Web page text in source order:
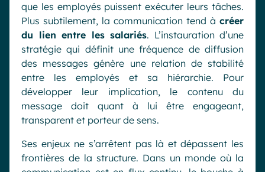
que les employés puissent exécuter leurs tâches.
Plus subtilement, la communication tend à créer
du lien entre les salariés. L’instauration d’une
stratégie qui définit une fréquence de diffusion
des messages génère une relation de stabilité
entre les employés et sa hiérarchie. Pour
développer leur implication, le contenu du
message doit quant à lui être engageant,
transparent et porteur de sens.
Ses enjeux ne s’arrêtent pas là et dépassent les
frontières de la structure. Dans un monde où la